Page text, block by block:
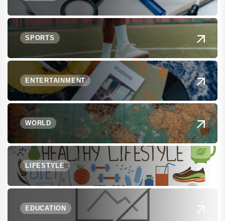
SPORTS
ENTERTAINMENT
WORLD
LIFESTYLE
EDUCATION